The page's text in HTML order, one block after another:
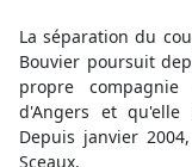
La séparation du
Bouvier poursuit
propre
d'Angers et
Depuis janvier
Sceaux.